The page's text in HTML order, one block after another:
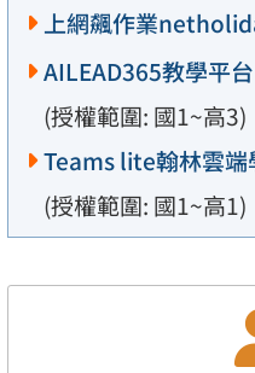
上網飆作業
AILEAD365教學平台
(授權範圍: 國1~高3)
Teams lite翰林雲端
(授權範圍: 國1~高1)